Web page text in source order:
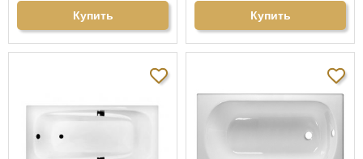
Купить Купить